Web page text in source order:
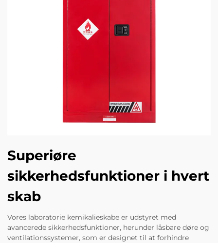
Superiøre
sikkerhedsfunktioner i hvert
skab
Vores laboratorie kemikalieskabe er udstyret med
avancerede sikkerhedsfunktioner, herunder låsbare døre og
ventilationssystemer, som er designet til at forhindre